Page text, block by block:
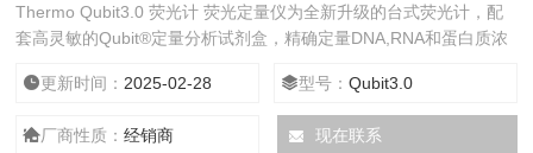
Thermo Qubit3.0 荧光计 荧光定量仪为全新升级的台式荧光计，配
套高灵敏的Qubit®定量分析试剂盒，精确定量DNA,RNA和蛋白质浓
可发射荧光信号，从而报告靶分子的浓度，因此这种特异性可以使您
获得比传统紫外吸光法更加精确的结果。
更新时间： 2025-02-28 型号：Qubit3.0
厂商性质：经销商 现在联系